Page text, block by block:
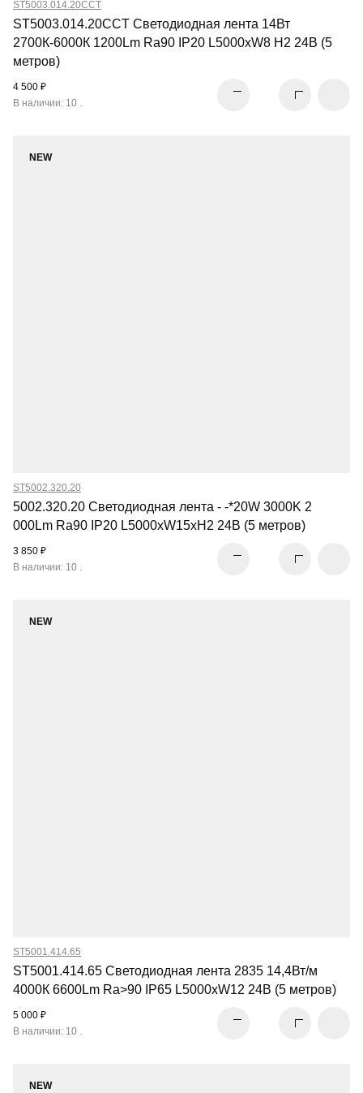
ST5003.014.20CCT
ST5003.014.20CCT Светодиодная лента 14Вт
2700К-6000К 1200Lm Ra90 IP20 L5000xW8 H2 24В (5
метров)
4 500 ₽
В наличии: 10 .
NEW
ST5002.320.20
5002.320.20 Светодиодная лента - -*20W 3000K 2
000Lm Ra90 IP20 L5000xW15xH2 24В (5 метров)
3 850 ₽
В наличии: 10 .
NEW
ST5001.414.65
ST5001.414.65 Светодиодная лента 2835 14,4Вт/м
4000К 6600Lm Ra>90 IP65 L5000xW12 24В (5 метров)
5 000 ₽
В наличии: 10 .
NEW